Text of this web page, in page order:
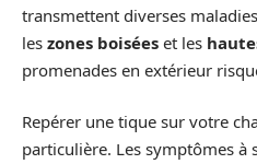
transmettent diverses
les zones boisées et les
promenades en extérieur
Repérer une tique sur votre
particulière. Les symptômes à